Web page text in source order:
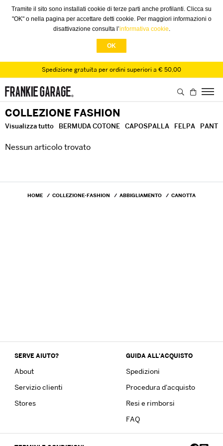
Tramite il sito sono installati cookie di terze parti anche profilanti. Clicca su
"OK" o nella pagina per accettare detti cookie. Per maggiori informazioni o
disattivazione consulta l’informativa cookie.
OK
Spedizione gratuita per ordini superiori a € 50,00
COLLEZIONE FASHION
Visualizza tutto BERMUDA COTONE CAPOSPALLA FELPA
Nessun articolo trovato
HOME COLLEZIONE-FASHION ABBIGLIAMENTO CANOTTA
SERVE AIUTO?
About
Servizio clienti
Stores
GUIDA ALL'ACQUISTO
Spedizioni
Procedura d'acquisto
Resi e rimborsi
FAQ